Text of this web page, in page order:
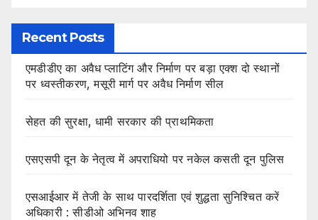
Recent Posts
एमडीडीए का अवैध प्लाटिंग और निर्माण पर बड़ा एक्श दो स्थानों
पर ध्वस्तीकरण, मसूरी मार्ग पर अवैध निर्माण सील
सेहत की सुरक्षा, धामी सरकार की प्राथमिकता
एसएसपी दून के नेतृत्व में अपराधियो पर नकेल कसती दून पुलिस
एसआईआर में तेजी के साथ पारदर्शिता एवं शुद्धता सुनिश्चित करें
अधिकारी : सीडीओ अभिनव शाह